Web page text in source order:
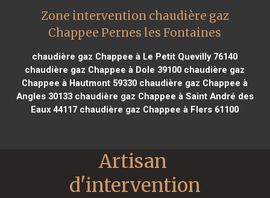
Zone intervention chaudière gaz
Chappee Pernes les Fontaines
chaudière gaz Chappee à Le Petit Quevilly 76140
chaudière gaz Chappee à Dole 39100 chaudière gaz
Chappee à Hautmont 59330 chaudière gaz Chappee à
Angles 30133chaudière gaz Chappee à Saint André des
Eaux 44117 chaudière gaz Chappee à Flers 61100
Artisan
d'intervention